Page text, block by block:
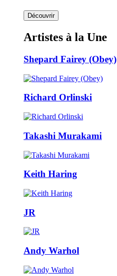
Découvrir
Artistes à la Une
Shepard Fairey (Obey)
Richard Orlinski
Takashi Murakami
Keith Haring
JR
Andy Warhol